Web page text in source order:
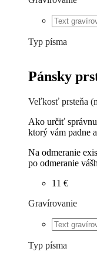
Typ písma
Pánsky
Veľkosť prsteňa
Ako určiť
ktorý vám padne
Na odmeranie
po odmeranie
11 €
Gravírovanie
Typ písma